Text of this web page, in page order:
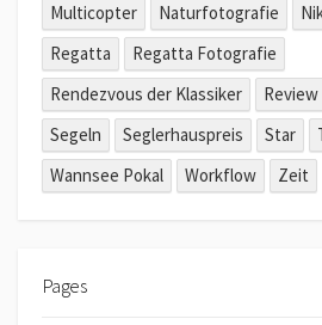
Multicopter
Naturfotografie
Regatta
Regatta Fotografie
Rendezvous der Klassiker
Review
Segeln
Seglerhauspreis Star
Wannsee Pokal
Workflow Zeit
Pages